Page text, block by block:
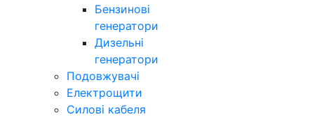
Бензинові
генератори
Дизельні
генератори
Подовжувачі
Електрощити
Силові кабеля